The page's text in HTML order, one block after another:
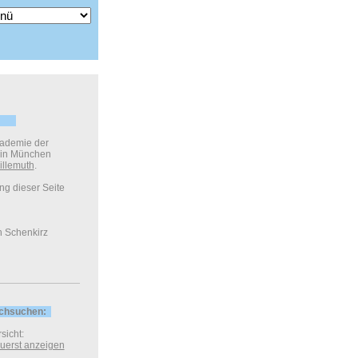
der
München
.
dieser Seite
Schenkirz
anzeigen